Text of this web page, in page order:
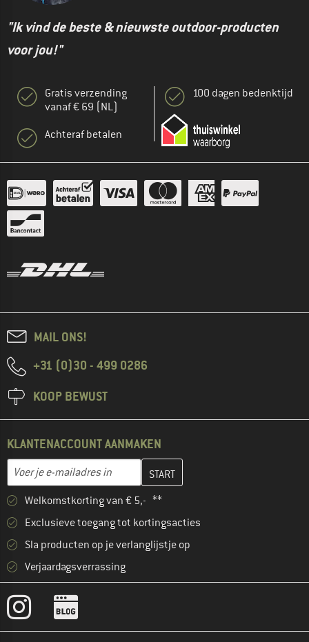
"Ik vind de beste & nieuwste outdoor-producten
voor jou!"
Gratis verzending
vanaf € 69 (NL)
Achteraf betalen
100 dagen bedenktijd
MAIL ONS!
+31 (0)30 - 499 0286
KOOP BEWUST
KLANTENACCOUNT AANMAKEN
E-mailadres
Vul je e-mailadres hier in en maak in de volgende stap je
Welkomstkorting van € 5,- **
Exclusieve toegang tot kortingsacties
Sla producten op je verlanglijstje op
Verjaardagsverrassing